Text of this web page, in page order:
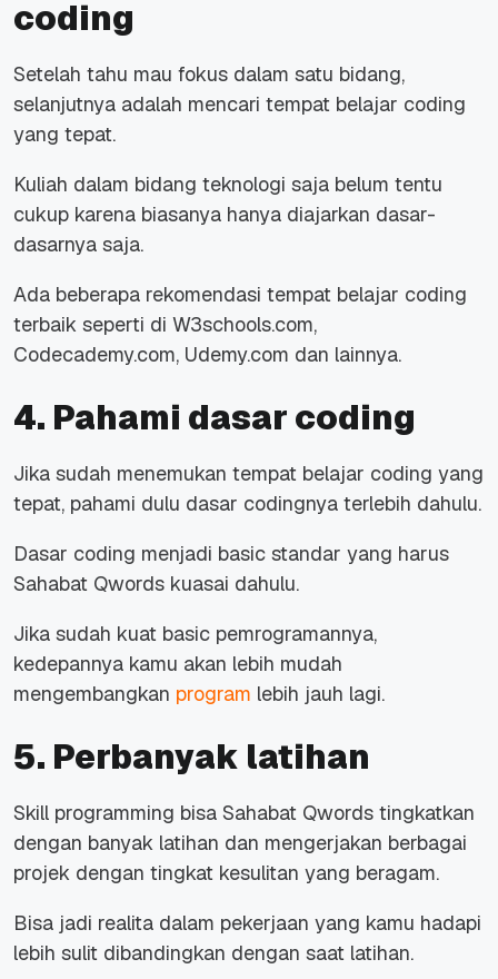
coding
Setelah tahu mau fokus dalam satu bidang,
selanjutnya adalah mencari tempat belajar coding
yang tepat.
Kuliah dalam bidang teknologi saja belum tentu
cukup karena biasanya hanya diajarkan dasar-
dasarnya saja.
Ada beberapa rekomendasi tempat belajar coding
terbaik seperti di W3schools.com,
Codecademy.com, Udemy.com dan lainnya.
4. Pahami dasar coding
Jika sudah menemukan tempat belajar coding yang
tepat, pahami dulu dasar codingnya terlebih dahulu.
Dasar coding menjadi basic standar yang harus
Sahabat Qwords kuasai dahulu.
Jika sudah kuat basic pemrogramannya,
kedepannya kamu akan lebih mudah
mengembangkan program lebih jauh lagi.
5. Perbanyak latihan
Skill programming bisa Sahabat Qwords tingkatkan
dengan banyak latihan dan mengerjakan berbagai
projek dengan tingkat kesulitan yang beragam.
Bisa jadi realita dalam pekerjaan yang kamu hadapi
lebih sulit dibandingkan dengan saat latihan.